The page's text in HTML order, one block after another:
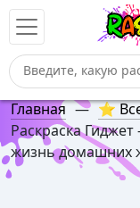
Главная — ⭐
Раскраска
жизнь домашних